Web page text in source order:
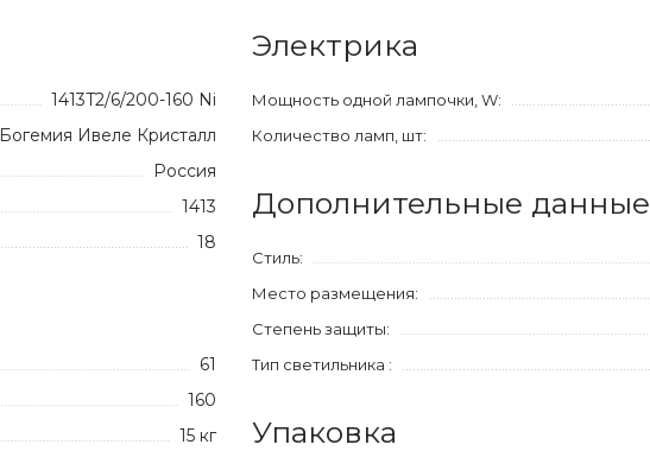
1413T2/6/200-160 Ni
Богемия Ивеле Кристалл
Россия
1413
18
61
160
15 кг
Электрика
Мощность одной лампочки, W:
Количество ламп, шт:
Дополнительные данные
Стиль:
Место размещения:
Степень защиты:
Тип светильника :
Упаковка